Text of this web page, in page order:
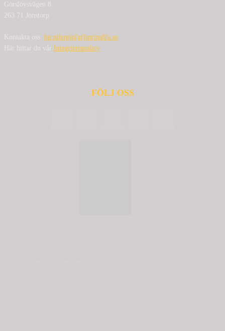
Görslövsvägen 8
263 71 Jonstorp
Kontakta oss: bg.nilensjo[at]springlfa.se
Här hittar du vår Integritetspolicy
FÖLJ OSS